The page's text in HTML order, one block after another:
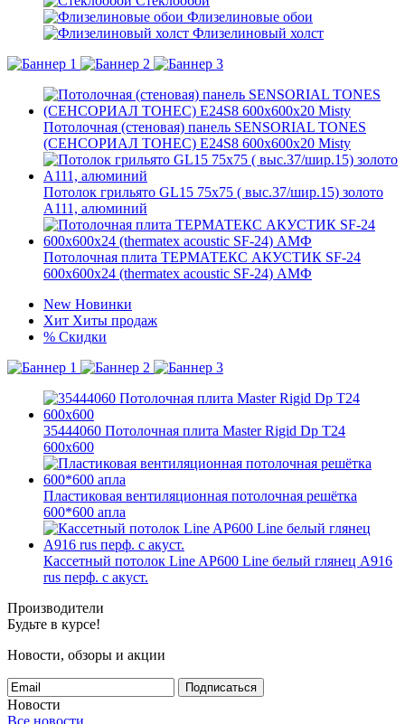
Флизелиновые обои
Флизелиновый холст
Потолочная (стеновая) панель SENSORIAL TONES
(СЕНСОРИАЛ ТОНЕС) E24S8 600x600x20 Misty
Потолок грильято GL15 75х75 ( выс.37/шир.15) золото
А111, алюминий
Потолочная плита ТЕРМАТЕКС АКУСТИК SF-24
600x600x24 (thermatex acoustic SF-24) АМФ
New Новинки
Хит Хиты продаж
% Скидки
35444060 Потолочная плита Master Rigid Dp T24
600x600
Пластиковая вентиляционная потолочная решётка
600*600 апла
Кассетный потолок Line AP600 Line белый глянец А916
rus перф. с акуст.
Производители
Будьте в курсе!
Новости, обзоры и акции
Подписаться
Новости
Все новости